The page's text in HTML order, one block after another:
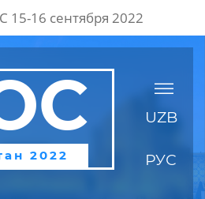
16 сентября 2022
2022
UZB
РУС